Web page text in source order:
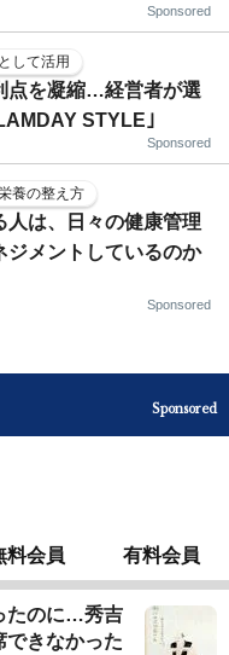
Sponsored
して活用
点を凝縮…経営者が選
STYLE｣
Sponsored
養の整え方
人は、日々の健康管理
ジメントしているのか
Sponsored
Sponsored
料会員 有料会員
たのに…秀吉
できなかった